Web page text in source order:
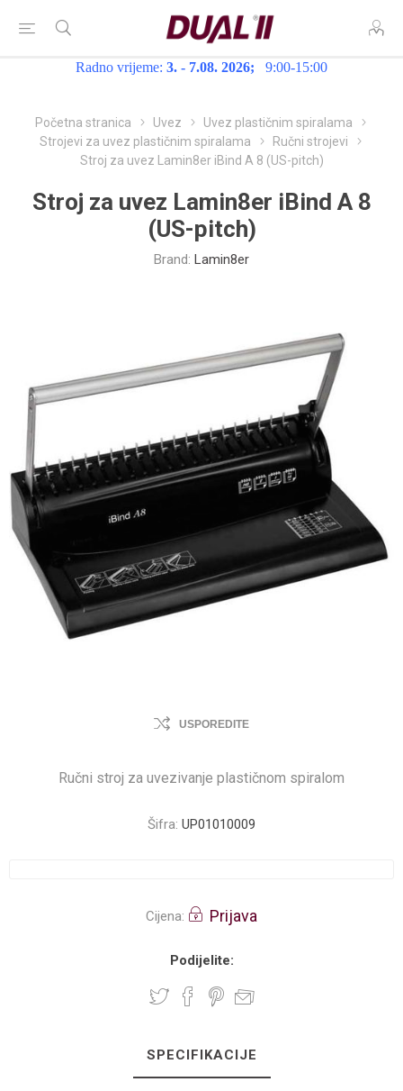
Radno vrijeme: 3. - 7.08. 2026; 9:00-15:00
Početna stranica Uvez
Uvez plastičnim spiralama
Strojevi za uvez plastičnim spiralama
Ručni strojevi
Stroj za uvez Lamin8er iBind A 8 (US-pitch)
Stroj za uvez Lamin8er iBind A 8
(US-pitch)
Brand: Lamin8er
USPOREDITE
Ručni stroj za uvezivanje plastičnom spiralom
Šifra: UP01010009
Cijena: Prijava
Podijelite:
SPECIFIKACIJE